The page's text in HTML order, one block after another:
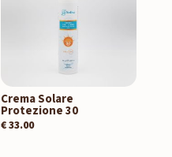
Crema Solare
Protezione 30
€33.00